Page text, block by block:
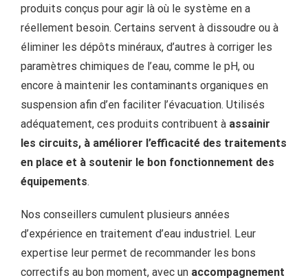
produits conçus pour agir là où le système en a
réellement besoin. Certains servent à dissoudre ou à
éliminer les dépôts minéraux, d’autres à corriger les
paramètres chimiques de l’eau, comme le pH, ou
encore à maintenir les contaminants organiques en
suspension afin d’en faciliter l’évacuation. Utilisés
adéquatement, ces produits contribuent à assainir
les circuits, à améliorer l’efficacité des traitements
en place et à soutenir le bon fonctionnement des
équipements.
Nos conseillers cumulent plusieurs années
d’expérience en traitement d’eau industriel. Leur
expertise leur permet de recommander les bons
correctifs au bon moment, avec un accompagnement